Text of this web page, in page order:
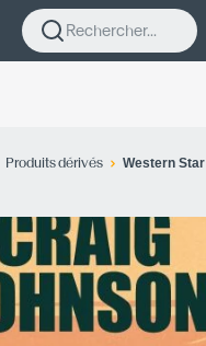
Rechercher...
Produits dérivés Western Star